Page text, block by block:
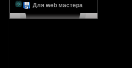
Для web мастера